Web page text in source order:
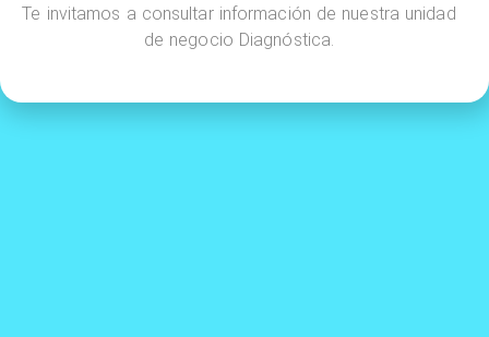
Te invitamos a consultar información de nuestra unidad
de negocio Diagnóstica.